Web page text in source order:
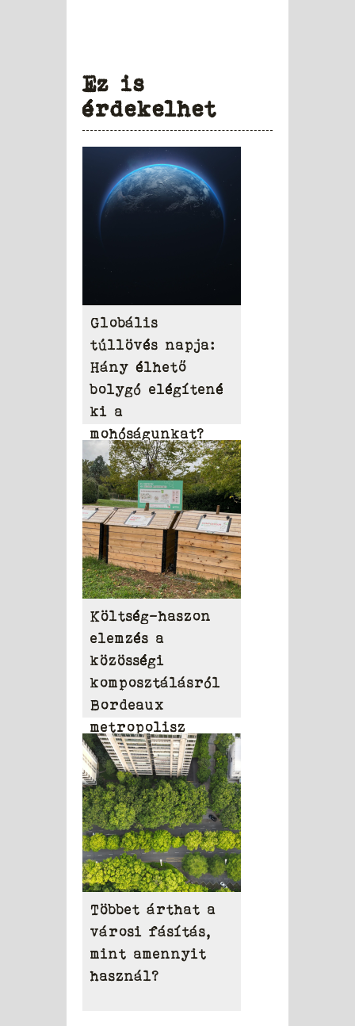
Ez is
érdekelhet
Globális
túllövés napja:
Hány élhető
bolygó elégítené
ki a
mohóságunkat?
Költség-haszon
elemzés a
közösségi
komposztálásról
Bordeaux
metropolisz
területén
Többet árthat a
városi fásítás,
mint amennyit
használ?